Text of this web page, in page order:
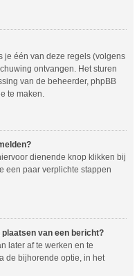
je één van deze regels (volgens
ontvangen. Het sturen
van de beheerder, phpBB
te maken.
dienende knop klikken bij
een paar verplichte stappen
van een bericht?
later af te werken en te
de bijhorende optie, in het